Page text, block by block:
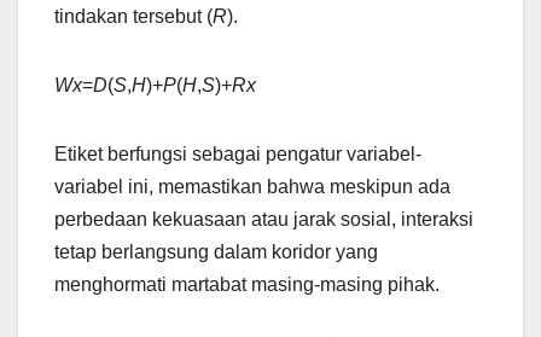
tindakan tersebut (R).
Wx​=D(S,H)+P(H,S)+Rx
Etiket berfungsi sebagai pengatur variabel-
variabel ini, memastikan bahwa meskipun ada
perbedaan kekuasaan atau jarak sosial, interaksi
tetap berlangsung dalam koridor yang
menghormati martabat masing-masing pihak.